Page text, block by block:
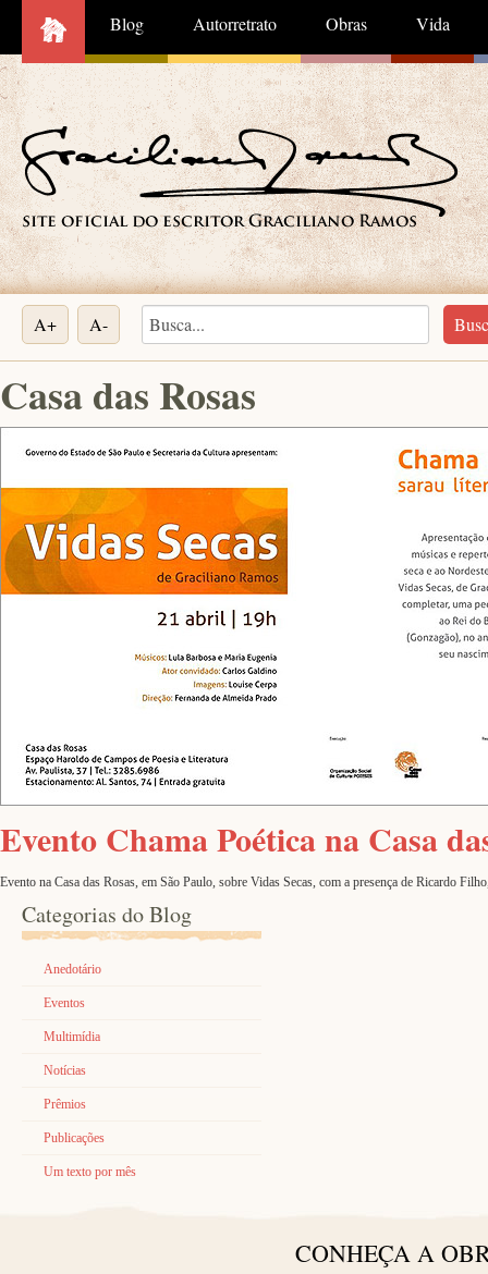
Blog Autorretrato Obras Vida
A+ A-
Casa das Rosas
Evento Chama Poética na Casa
Evento na Casa das Rosas, em São Paulo, sobre Vidas Secas, com a presença de Ricardo
Categorias do Blog
Anedotário
Eventos
Multimídia
Notícias
Prêmios
Publicações
Um texto por mês
CONHEÇA A